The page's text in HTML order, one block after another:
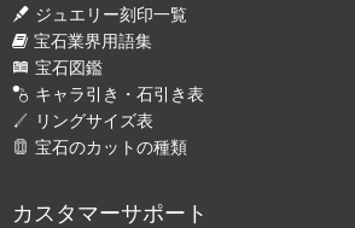
ジュエリー刻印一覧
宝石業界用語集
宝石図鑑
キャラ引き・石引き表
リングサイズ表
宝石のカットの種類
カスタマーサポート